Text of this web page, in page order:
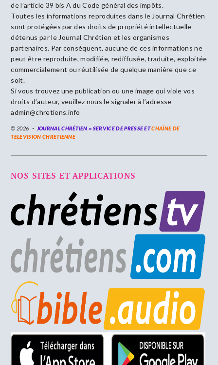
de l’article 39 bis A du Code général des impôts.
Toutes les informations reproduites dans le Journal Chrétien
sont protégées par des droits de propriété intellectuelle
détenus par le Journal Chrétien et les organismes
partenaires. Par conséquent, aucune de ces informations ne
peut être reproduite, modifiée, rediffusée, traduite, exploitée
commercialement ou réutilisée de quelque manière que ce
soit.
Si vous trouvez une publication ou une image qui viole vos
droits d’auteur, veuillez nous le signaler à l’adresse
admin@chretiens.info
© 2026 JOURNAL CHRÉTIEN = SERVICE DE PRESSE ETCHAÎNE DE
TELEVISION CHRETIENNE
NOS SITES ET APPLICATIONS